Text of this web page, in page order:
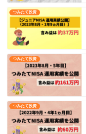
つみたて投資
つみたて投資
つみたて投資